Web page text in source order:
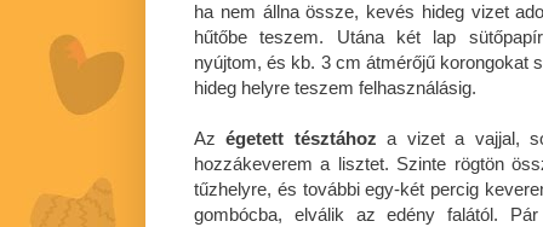
ha nem állna össze, kevés hideg vizet
hűtőbe teszem. Utána két lap
nyújtom, és kb. 3 cm átmérőjű korongokat
hideg helyre teszem felhasználásig.
Azégetett tésztához a vizet a vajjal,
hozzákeverem a lisztet. Szinte rögtön
tűzhelyre, és további egy-két percig
gombócba, elválik az edény falától.